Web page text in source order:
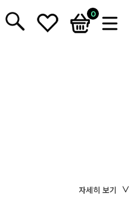
0
자세히 보기